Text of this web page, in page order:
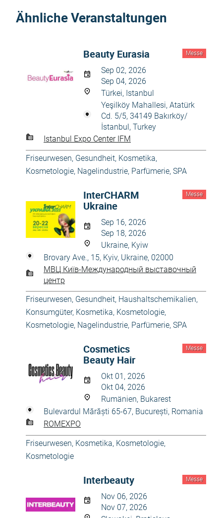
Ähnliche Veranstaltungen
Messe
Beauty Eurasia
Sep 02, 2026
Sep 04, 2026
Türkei, Istanbul
Yeşilköy Mahallesi, Atatürk
Cd. 5/5, 34149 Bakırköy/
İstanbul, Turkey
Istanbul Expo Center IFM
Friseurwesen, Gesundheit, Kosmetika,
Kosmetologie, Nagelindustrie, Parfümerie, SPA
Messe
InterCHARM
Ukraine
Sep 16, 2026
Sep 18, 2026
Ukraine, Kyiw
Brovary Ave., 15, Kyiv, Ukraine, 02000
МВЦ Київ-Международный выставочный
центр
Friseurwesen, Gesundheit, Haushaltschemikalien,
Konsumgüter, Kosmetika, Kosmetologie,
Kosmetologie, Nagelindustrie, Parfümerie, SPA
Messe
Cosmetics
Beauty Hair
Okt 01, 2026
Okt 04, 2026
Rumänien, Bukarest
Bulevardul Mărăști 65-67, București, Romania
ROMEXPO
Friseurwesen, Kosmetika, Kosmetologie,
Kosmetologie
Messe
Interbeauty
Nov 06, 2026
Nov 07, 2026